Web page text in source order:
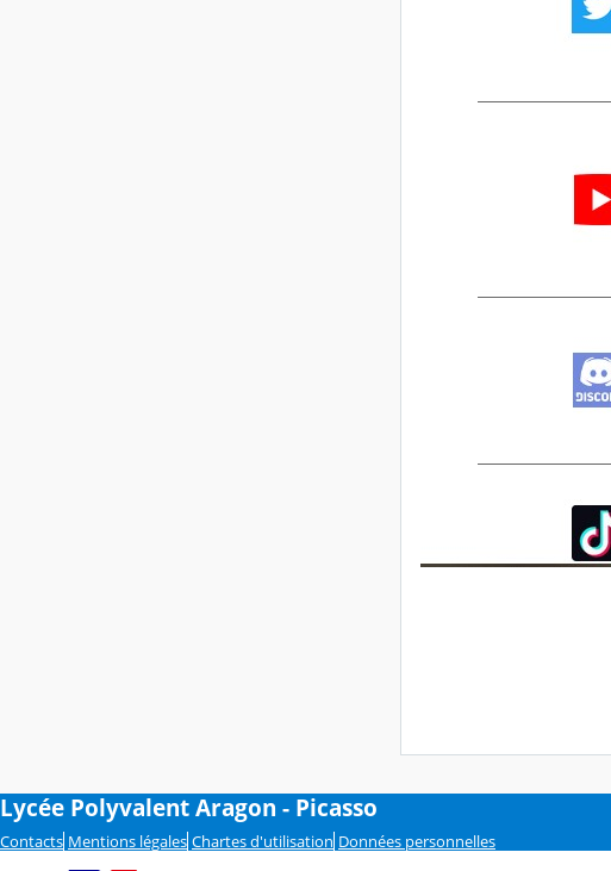
Lycée Polyvalent Aragon - Picasso
Contacts Mentions légales Chartes d'utilisation Données personnelles